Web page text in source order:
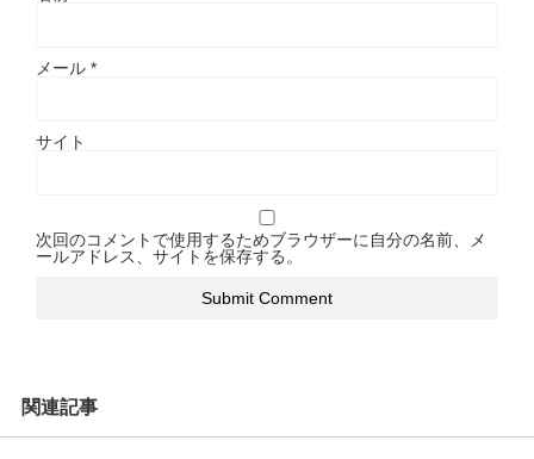
メール *
サイト
次回のコメントで使用するためブラウザーに自分の名前、メ
ールアドレス、サイトを保存する。
関連記事